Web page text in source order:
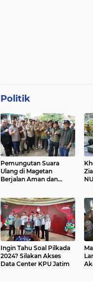
Politik
Pemungutan Suara
Ulang di Magetan
Berjalan Aman dan
Ingin Tahu Soal Pilkada
2024? Silakan Akses
Data Center KPU Jatim